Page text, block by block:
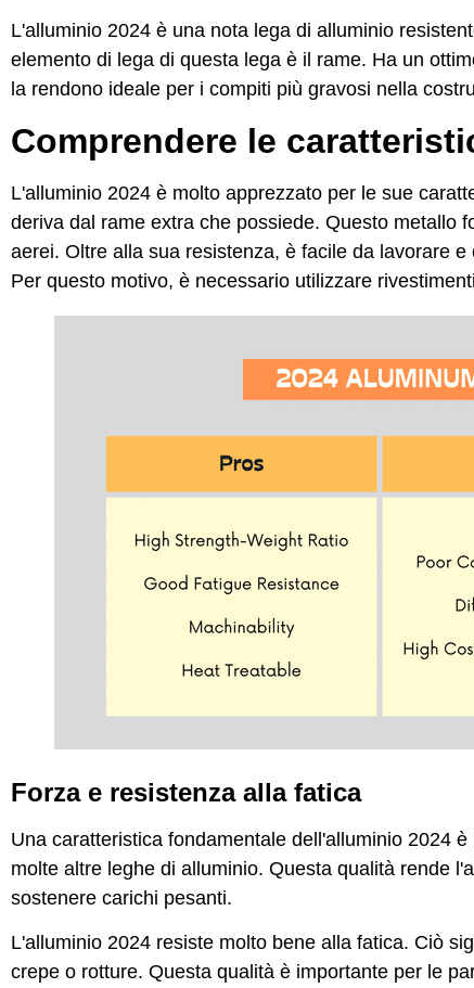
L'alluminio 2024 è una nota lega di alluminio
elemento di lega di questa lega è il rame. Ha un
la rendono ideale per i compiti più gravosi nella
Comprendere le
L'alluminio 2024 è molto apprezzato per le sue
deriva dal rame extra che possiede. Questo metallo
aerei. Oltre alla sua resistenza, è facile da lavorare
Per questo motivo, è necessario utilizzare
Forza e resistenza alla fatica
Una caratteristica fondamentale dell'alluminio 2024
molte altre leghe di alluminio. Questa qualità rende
sostenere carichi pesanti.
L'alluminio 2024 resiste molto bene alla fatica. Ciò
crepe o rotture. Questa qualità è importante per le